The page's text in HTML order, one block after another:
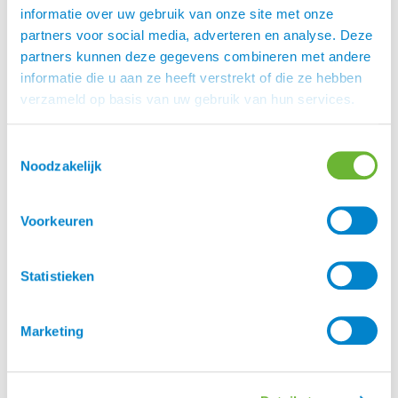
informatie over uw gebruik van onze site met onze
partners voor social media, adverteren en analyse. Deze
partners kunnen deze gegevens combineren met andere
informatie die u aan ze heeft verstrekt of die ze hebben
verzameld op basis van uw gebruik van hun services.
Noodzakelijk
Voorkeuren
Statistieken
Marketing
Fabrikant
Harry's Horse
Enkel ingelogde klanten die dit product gekocht
Heb je een vraag aan de Atorka Klantenservice? Op
Staat je antwoord daar niet bij, vraag het ons gerust.